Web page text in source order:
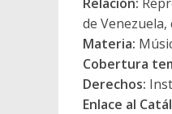
de
Materia:
Cobertura
Derechos:
Enlace al